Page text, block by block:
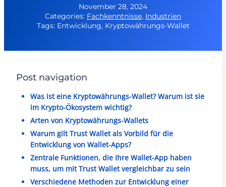
November 28, 2024
Categories: Fachkenntnisse, Industrien
Tags: Entwicklung, Kryptowährungs-Wallet
Post navigation
Was ist eine Kryptowährungs-Wallet? Warum ist sie
im Krypto-Ökosystem wichtig?
Arten von Kryptowährungs-Wallets
Warum gilt Trust Wallet als Vorbild für die
Entwicklung von Wallet-Apps?
Zentrale Funktionen, die Ihre Wallet-App haben
muss, um mit Trust Wallet vergleichbar zu sein
Verschiedene Methoden zur Entwicklung einer